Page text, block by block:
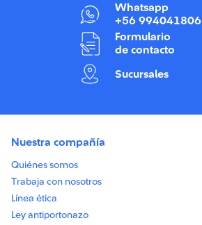
Whatsapp
+56 994041806
Formulario
de contacto
Sucursales
Nuestra compañía
Quiénes somos
Trabaja con nosotros
Línea ética
Ley antiportonazo